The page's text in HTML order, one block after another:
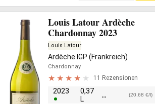
Louis Latour Ardèche
Chardonnay 2023
Louis Latour
Ardèche IGP (Frankreich)
Chardonnay
11 Rezensionen
2023
0,37
L
7,65 (20,68 €/l)